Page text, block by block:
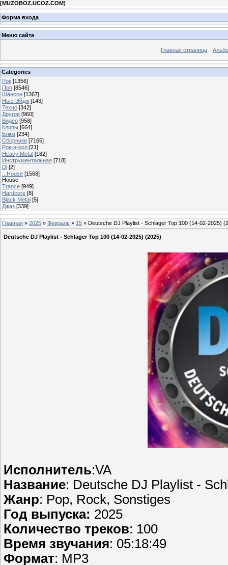
[MUZOBOZ.UCOZ.COM]
Форма входа
Меню сайта
Главная страница
Categories
Рок [1356]
Поп [8546]
Шансон [1367]
Нью-Эйдж [143]
Техно [342]
Другое [960]
Видео [958]
Клипы [664]
Блюз [234]
Сборники [7165]
Рок-н-рол [21]
Heavy Metal [182]
Инструментальная [718]
Dj [2]
...House [1568]
House
Trance [949]
Hardcore [8]
Black Metal [5]
Джаз [339]
Главная » 2025 » Февраль » 15 » Deutsche DJ Playlist - Schlager Top 100 (14-02-2025)
Deutsche DJ Playlist - Schlager Top 100 (14-02-2025) (2025)
Исполнитель:VA
Название: Deutsche DJ Playlist -
Жанр: Pop, Rock, Sonstiges
Год выпуска: 2025
Количество треков: 100
Время звучания: 05:18:49
Формат: MP3